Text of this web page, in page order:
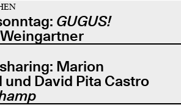
GUGUS!
Marion
und David Pita Castro